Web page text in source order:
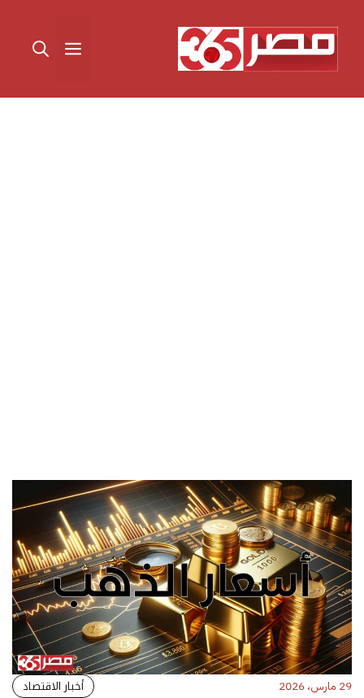
المحتوى القائمة
29 مارس، 2026 أخبار الاقتصاد